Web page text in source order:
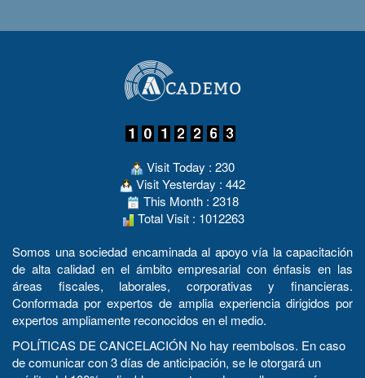
Visit Today : 230
Visit Yesterday : 442
This Month : 2318
Total Visit : 1012263
Somos una sociedad encaminada al apoyo vía la capacitación
de alta calidad en el ámbito empresarial con énfasis en las
áreas fiscales, laborales, corporativas y financieras.
Conformada por expertos de amplia experiencia dirigidos por
expertos ampliamente reconocidos en el medio.
POLÍTICAS DE CANCELACIÓN No hay reembolsos. En caso
de comunicar con 3 días de anticipación, se le otorgará un